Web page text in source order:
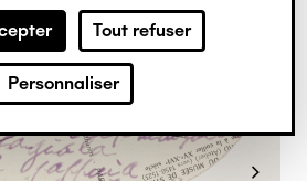
Tout refuser
Personnaliser